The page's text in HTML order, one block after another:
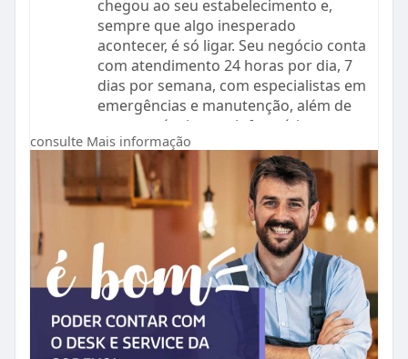
chegou ao seu estabelecimento e,
sempre que algo inesperado
acontecer, é só ligar. Seu negócio conta
com atendimento 24 horas por dia, 7
dias por semana, com especialistas em
emergências e manutenção, além de
suporte técnico em informática.
Estaremos sempre prontos para
atender você!
Saiba mais:https://bit.ly/3hex6dR
consulte Mais informação